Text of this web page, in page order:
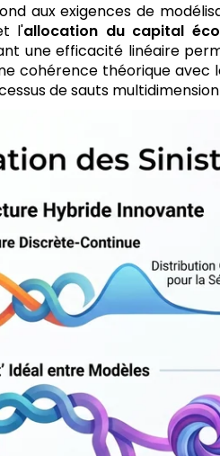
aux exigences de
l'allocation du capital
une efficacité linéaire
cohérence théorique avec
de sauts